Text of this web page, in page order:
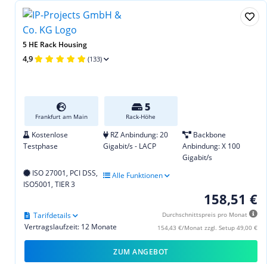
5 HE Rack Housing
4,9 (133)
Frankfurt am Main
5
Rack-Höhe
Kostenlose
Testphase
RZ Anbindung: 20
Gigabit/s - LACP
Backbone
Anbindung: X 100
Gigabit/s
ISO 27001, PCI DSS,
ISO5001, TIER 3
Alle Funktionen
158,51 €
Durchschnittspreis pro Monat
154,43 €/Monat zzgl. Setup 49,00 €
Vertragslaufzeit: 12 Monate
Tarifdetails
ZUM ANGEBOT